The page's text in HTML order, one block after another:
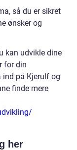
så du er sikret
ønsker og
kan udvikle dine
for din
ind på Kjerulf og
finde mere
her